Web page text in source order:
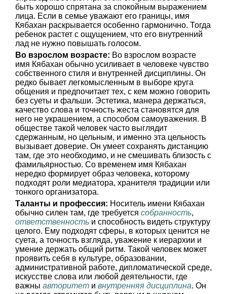
быть хорошо спрятана за спокойным выражением
лица. Если в семье уважают его границы, имя
Кябахан раскрывается особенно гармонично. Тогда
ребенок растет с ощущением, что его внутренний
лад не нужно повышать голосом.
Во взрослом возрасте: Во взрослом возрасте
имя Кябахан обычно усиливает в человеке чувство
собственного стиля и внутренней дисциплины. Он
редко бывает легкомысленным в выборе круга
общения и предпочитает тех, с кем можно говорить
без суеты и фальши. Эстетика, манера держаться,
качество слова и точность жеста становятся для
него не украшением, а способом самоуважения. В
обществе такой человек часто выглядит
сдержанным, но цельным, и именно эта цельность
вызывает доверие. Он умеет сохранять дистанцию
там, где это необходимо, и не смешивать близость с
фамильярностью. Со временем имя Кябахан
нередко формирует образ человека, которому
подходят роли медиатора, хранителя традиции или
тонкого организатора.
Таланты и профессия: Носитель имени Кябахан
обычно силен там, где требуется собранность,
ответственность и способность видеть структуру
целого. Ему подходят сферы, в которых ценится не
суета, а точность взгляда, уважение к иерархии и
умение держать общий ритм. Такой человек может
проявить себя в культуре, образовании,
административной работе, дипломатической среде,
искусстве слова или любой деятельности, где
важны авторитет и внутренняя дисциплина. Он